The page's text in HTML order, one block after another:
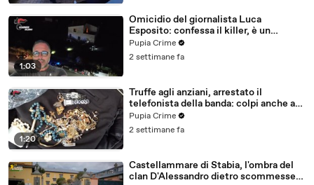
1:03
Omicidio del giornalista Luca
Esposito: confessa il killer, è un
26enne tunisino (25.07.26)
Pupia Crime
2 settimane fa
1:20
Truffe agli anziani, arrestato il
telefonista della banda: colpi anche ad
Aversa, oltre 300mila euro il bottino
stimato (24.07.26)
Pupia Crime
2 settimane fa
Castellammare di Stabia, l'ombra del
clan D'Alessandro dietro scommesse